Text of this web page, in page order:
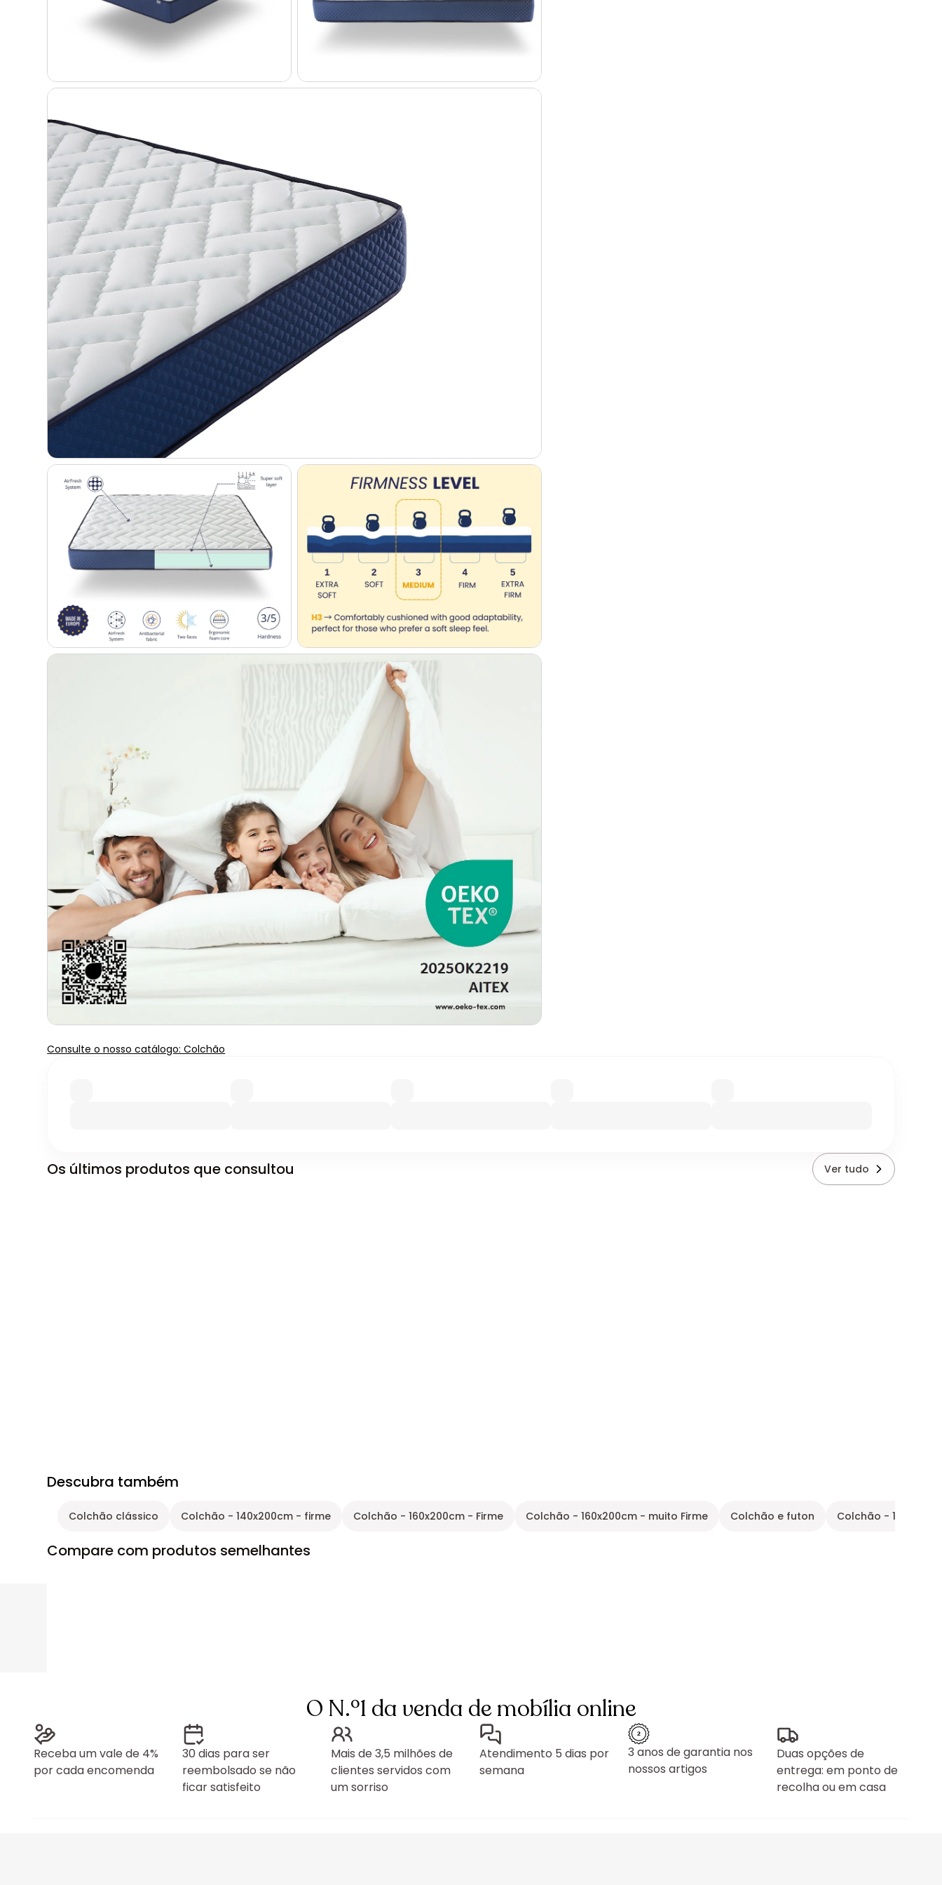
Consulte o nosso catálogo: Colchão
Os últimos produtos que consultou Ver tudo
Descubra também
Colchão clássico Colchão - 140x200cm - firme Colchão - 160x200cm - Firme Colchão - 160x200cm - muito Firme Colchão e futon Colchão -
Compare com produtos semelhantes
O N.º1 da venda de mobília online
Receba um vale de 4%
por cada encomenda
30 dias para ser
reembolsado se não
ficar satisfeito
Mais de 3,5 milhões de
clientes servidos com
um sorriso
Atendimento 5 dias por
semana
3 anos de garantia nos
nossos artigos
Duas opções de
entrega: em ponto de
recolha ou em casa